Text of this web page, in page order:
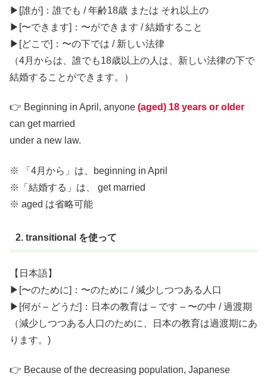
▶︎[誰が]：誰でも / 年齢18歳 または それ以上の
▶︎[〜できます]：〜ができます / 結婚すること
▶︎[どこで]：〜の下では / 新しい法律
（4月からは、誰でも18歳以上の人は、新しい法律の下で
結婚することができます。）
👉 Beginning in April, anyone (aged) 18 years or older
can get married
under a new law.
※ 「4月から」は、beginning in April
※「結婚する」は、 get married
※ aged は省略可能
2. transitional を使って
【日本語】
▶︎[〜のために]：〜のために / 減少しつつある人口
▶︎[何が – どうだ]：日本の教育は – です – 〜の中 / 過渡期
（減少しつつある人口のために、日本の教育は過渡期にあ
ります。)
👉 Because of the decreasing population, Japanese